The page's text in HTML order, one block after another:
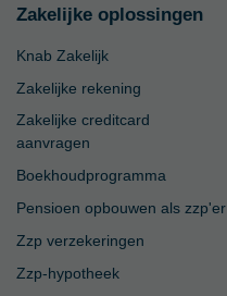
Zakelijke oplossingen
Knab Zakelijk
Zakelijke rekening
Zakelijke creditcard
aanvragen
Boekhoudprogramma
Pensioen opbouwen als zzp'er
Zzp verzekeringen
Zzp-hypotheek